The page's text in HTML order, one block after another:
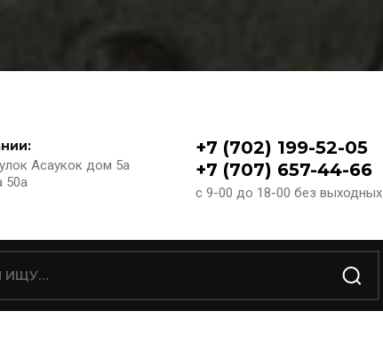
Асаукок дом 5а
50а
+7 (702) 199-52-05
+7 (707) 657-44-66
с 9-00 до 18-00 без выходных